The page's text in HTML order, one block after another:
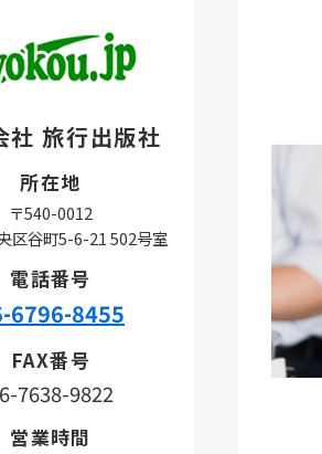
社 旅行出版社
所在地
〒540-0012
区谷町5-6-21 502号室
電話番号
6796-8455
FAX番号
7638-9822
営業時間